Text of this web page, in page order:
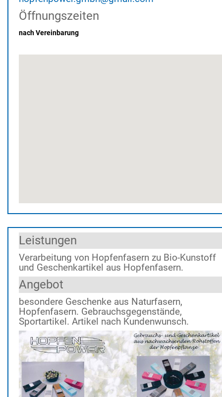
Öffnungszeiten
nach Vereinbarung
Leistungen
Verarbeitung von Hopfenfasern zu Bio-Kunstoff
und Geschenkartikel aus Hopfenfasern.
Angebot
besondere Geschenke aus Naturfasern,
Hopfenfasern. Gebrauchsgegenstände,
Sportartikel. Artikel nach Kundenwunsch.